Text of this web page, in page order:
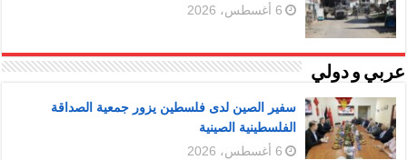
6 أغسطس، 2026
عربي و دولي
سفير الصين لدى فلسطين يزور جمعية الصداقة
الفلسطينية الصينية
6 أغسطس، 2026